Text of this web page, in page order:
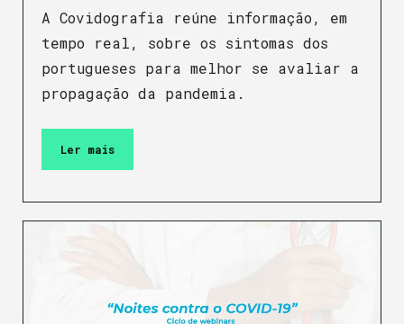
A Covidografia reúne informação, em
tempo real, sobre os sintomas dos
portugueses para melhor se avaliar a
propagação da pandemia.
Ler mais